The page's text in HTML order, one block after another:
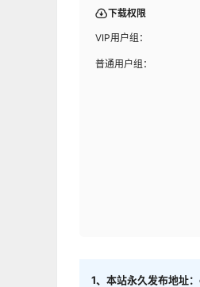
下载权限
VIP用户组：
普通用户组：
1、本站永久发布地址